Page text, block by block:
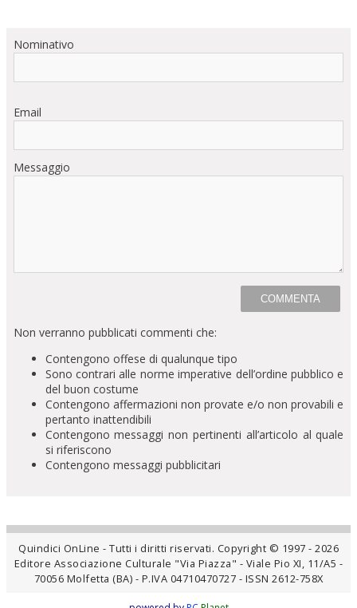
Nominativo
Email
Messaggio
Non verranno pubblicati commenti che:
Contengono offese di qualunque tipo
Sono contrari alle norme imperative dell’ordine pubblico e
del buon costume
Contengono affermazioni non provate e/o non provabili e
pertanto inattendibili
Contengono messaggi non pertinenti all’articolo al quale
si riferiscono
Contengono messaggi pubblicitari
Quindici OnLine - Tutti i diritti riservati. Copyright © 1997 - 2026
Editore Associazione Culturale "Via Piazza" - Viale Pio XI, 11/A5 -
70056 Molfetta (BA) - P.IVA 04710470727 - ISSN 2612-758X